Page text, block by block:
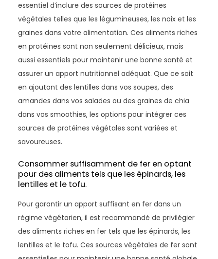
essentiel d’inclure des sources de protéines
végétales telles que les légumineuses, les noix et les
graines dans votre alimentation. Ces aliments riches
en protéines sont non seulement délicieux, mais
aussi essentiels pour maintenir une bonne santé et
assurer un apport nutritionnel adéquat. Que ce soit
en ajoutant des lentilles dans vos soupes, des
amandes dans vos salades ou des graines de chia
dans vos smoothies, les options pour intégrer ces
sources de protéines végétales sont variées et
savoureuses.
Consommer suffisamment de fer en optant
pour des aliments tels que les épinards, les
lentilles et le tofu.
Pour garantir un apport suffisant en fer dans un
régime végétarien, il est recommandé de privilégier
des aliments riches en fer tels que les épinards, les
lentilles et le tofu. Ces sources végétales de fer sont